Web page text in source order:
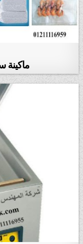
ماكينة